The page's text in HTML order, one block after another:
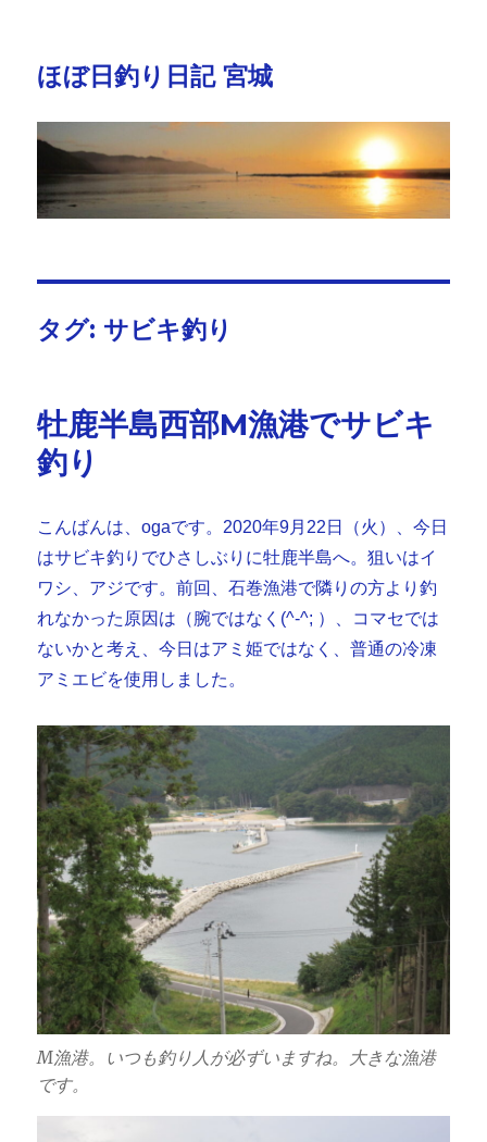
ほぼ日釣り日記 宮城
タグ: サビキ釣り
牡鹿半島西部M漁港でサビキ
釣り
こんばんは、ogaです。2020年9月22日（火）、今日
はサビキ釣りでひさしぶりに牡鹿半島へ。狙いはイ
ワシ、アジです。前回、石巻漁港で隣りの方より釣
れなかった原因は（腕ではなく(^-^; ）、コマセでは
ないかと考え、今日はアミ姫ではなく、普通の冷凍
アミエビを使用しました。
M漁港。いつも釣り人が必ずいますね。大きな漁港
です。